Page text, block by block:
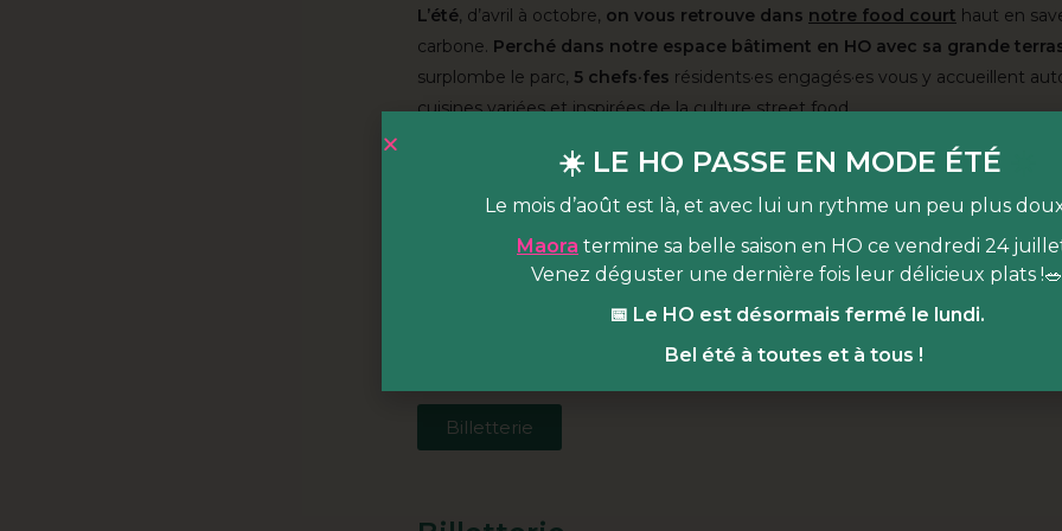
L’été, d’avril à octobre, on vous retrouve dans notre food court haut en
carbone. Perché dans notre espace bâtiment en HO avec sa grande
surplombe le parc, 5 chefs·fes résidents·es engagés·es vous y accueillent
cuisines variées et inspirées de la culture street food.
Pendant la saison hivernale (novembre à mars) , le HO est fermé,mais on
vous régaler et vous cultiver
programmation culturellequi accueille ateliers de cuisine, rencontres,
animations autour d'un grand bar café central !Vos papilles ne seront pas en
on vous mijoteune carte réconfortante: brunch gourmand, planches
partager le soir et une offre sucrée pour accompagner nos cafés et lattes tout
Billetterie
☀️ LE HO PASSE EN MODE ÉTÉ
Le mois d’août est là, et avec lui un rythme un peu plus
Maora termine sa belle saison en HO ce vendredi 24
Venez déguster une dernière fois leur délicieux plats !🥗
📅 Le HO est désormais fermé le lundi.
Bel été à toutes et à tous !